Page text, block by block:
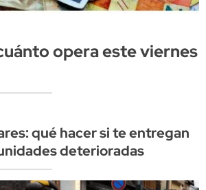
opera este viernes
qué hacer si te entregan
deterioradas